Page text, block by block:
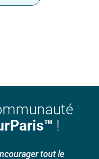
!
tout le